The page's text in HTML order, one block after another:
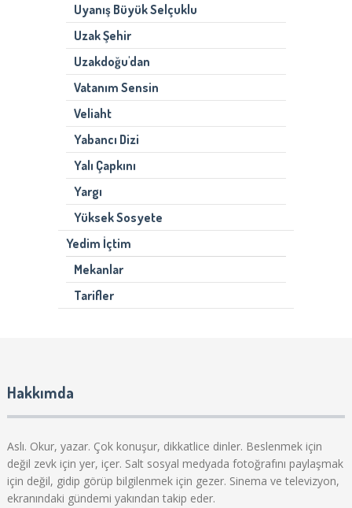
Uyanış Büyük Selçuklu
Uzak Şehir
Uzakdoğu'dan
Vatanım Sensin
Veliaht
Yabancı Dizi
Yalı Çapkını
Yargı
Yüksek Sosyete
Yedim İçtim
Mekanlar
Tarifler
Hakkımda
Aslı. Okur, yazar. Çok konuşur, dikkatlice dinler. Beslenmek için
değil zevk için yer, içer. Salt sosyal medyada fotoğrafını paylaşmak
için değil, gidip görüp bilgilenmek için gezer. Sinema ve televizyon,
ekranındaki gündemi yakından takip eder.